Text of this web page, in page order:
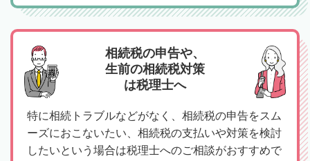
相続税の申告や、
生前の相続税対策
は税理士へ
特に相続トラブルなどがなく、相続税の申告をスム
ーズにおこないたい、相続税の支払いや対策を検討
したいという場合は税理士へのご相談がおすすめで